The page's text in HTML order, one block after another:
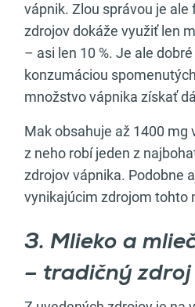
vápnik. Zlou správou je
zdrojov dokáže využiť len
– asi len 10 %. Je ale
konzumáciou
množstvo vápnika získať
Mak obsahuje až 1400 mg
z neho robí jeden z
zdrojov vápnika. Podobne
vynikajúcim zdrojom tohto
3. Mlieko a
– tradičný zdroj